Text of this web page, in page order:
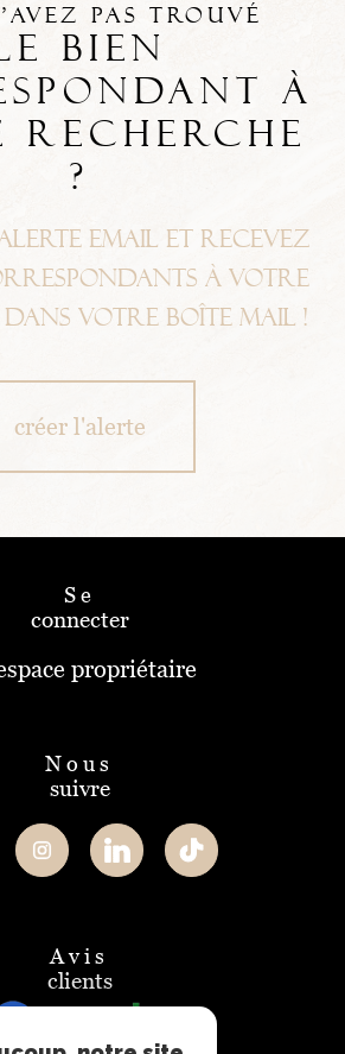
PAS TROUVÉ
BIEN
À
RECHERCHE
?
email et recevez
à votre
votre boîte mail !
créer l'alerte
se
connecter
propriétaire
nous
suivre
avis
clients